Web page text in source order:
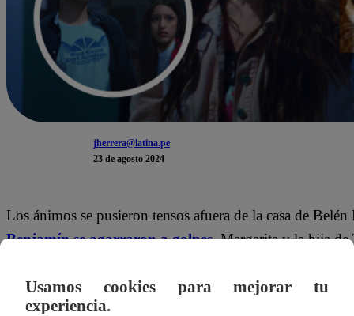
jherrera@latina.pe
23 de agosto 2024
Los ánimos se pusieron tensos afuera de la casa de
Benjamín se agarraron a golpes. Margarita y la hija de
Belén.
Usamos cookies para mejorar tu
experiencia.